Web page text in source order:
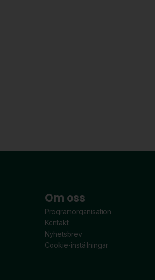
Om oss
Programorganisation
Kontakt
Nyhetsbrev
Cookie-inställningar